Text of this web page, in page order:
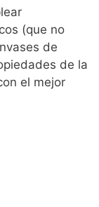
(que no
de
de la
el mejor